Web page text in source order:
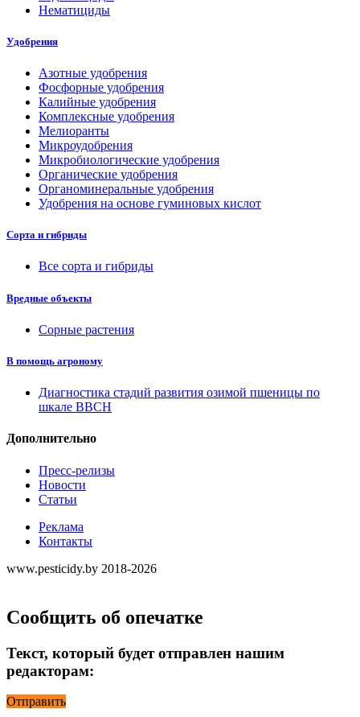
Нематициды
Удобрения
Азотные удобрения
Фосфорные удобрения
Калийные удобрения
Комплексные удобрения
Мелиоранты
Микроудобрения
Микробиологические удобрения
Органические удобрения
Органоминеральные удобрения
Удобрения на основе гуминовых кислот
Сорта и гибриды
Все сорта и гибриды
Вредные объекты
Сорные растения
В помощь агроному
Диагностика стадий развития озимой пшеницы по
шкале ВВСН
Дополнительно
Пресс-релизы
Новости
Статьи
Реклама
Контакты
www.pesticidy.by 2018-2026
Сообщить об опечатке
Текст, который будет отправлен нашим
редакторам:
Отправить